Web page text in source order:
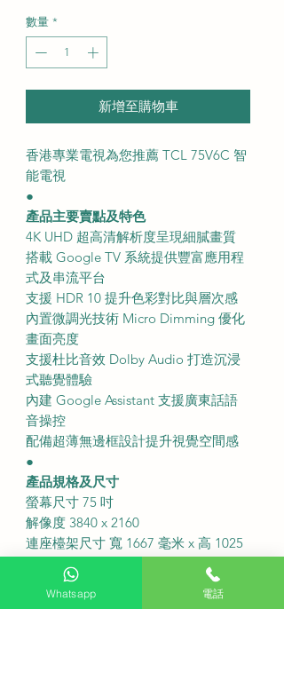
數量 *
新增至購物車
香港專業電視為您推薦 TCL 75V6C 智
能電視
●
產品主要賣點及特色
4K UHD 超高清解析度呈現細膩畫質
搭載 Google TV 系統提供豐富應用程
式及串流平台
支援 HDR 10 提升色彩對比與層次感
內置微調光技術 Micro Dimming 優化
畫面亮度
支援杜比音效 Dolby Audio 打造沉浸
式聽覺體驗
內建 Google Assistant 支援廣東話語
音操控
配備超薄無邊框設計提升視覺空間感
●
產品規格及尺寸
螢幕尺寸 75 吋
解像度 3840 x 2160
連座檯架尺寸 寬 1667 毫米 x 高 1025
毫米 x 深 351 毫米
不連座檯架尺寸 寬 1667 毫米 x 高 960
毫米 x 深 72 毫米
Whatsapp 電話